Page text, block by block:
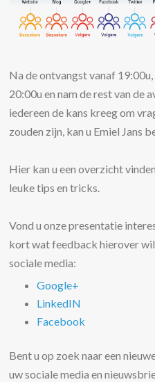
Na de ontvangst vanaf
20:00u en nam de rest van de
iedereen de kans kreeg om
zouden zijn, kan u Emiel Jans
Hier kan u een overzicht
leuke tips en tricks.
Vond u onze presentatie
kort wat feedback hierover
sociale media:
Google+
LinkedIN
Facebook
Bent u op zoek naar een
uw sociale media en